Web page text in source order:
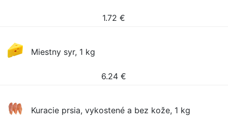
1.72 €
Miestny syr, 1 kg
6.24 €
Kuracie prsia, vykostené a bez kože, 1 kg